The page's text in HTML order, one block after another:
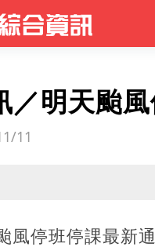
／明天颱
11
風停班停課最新